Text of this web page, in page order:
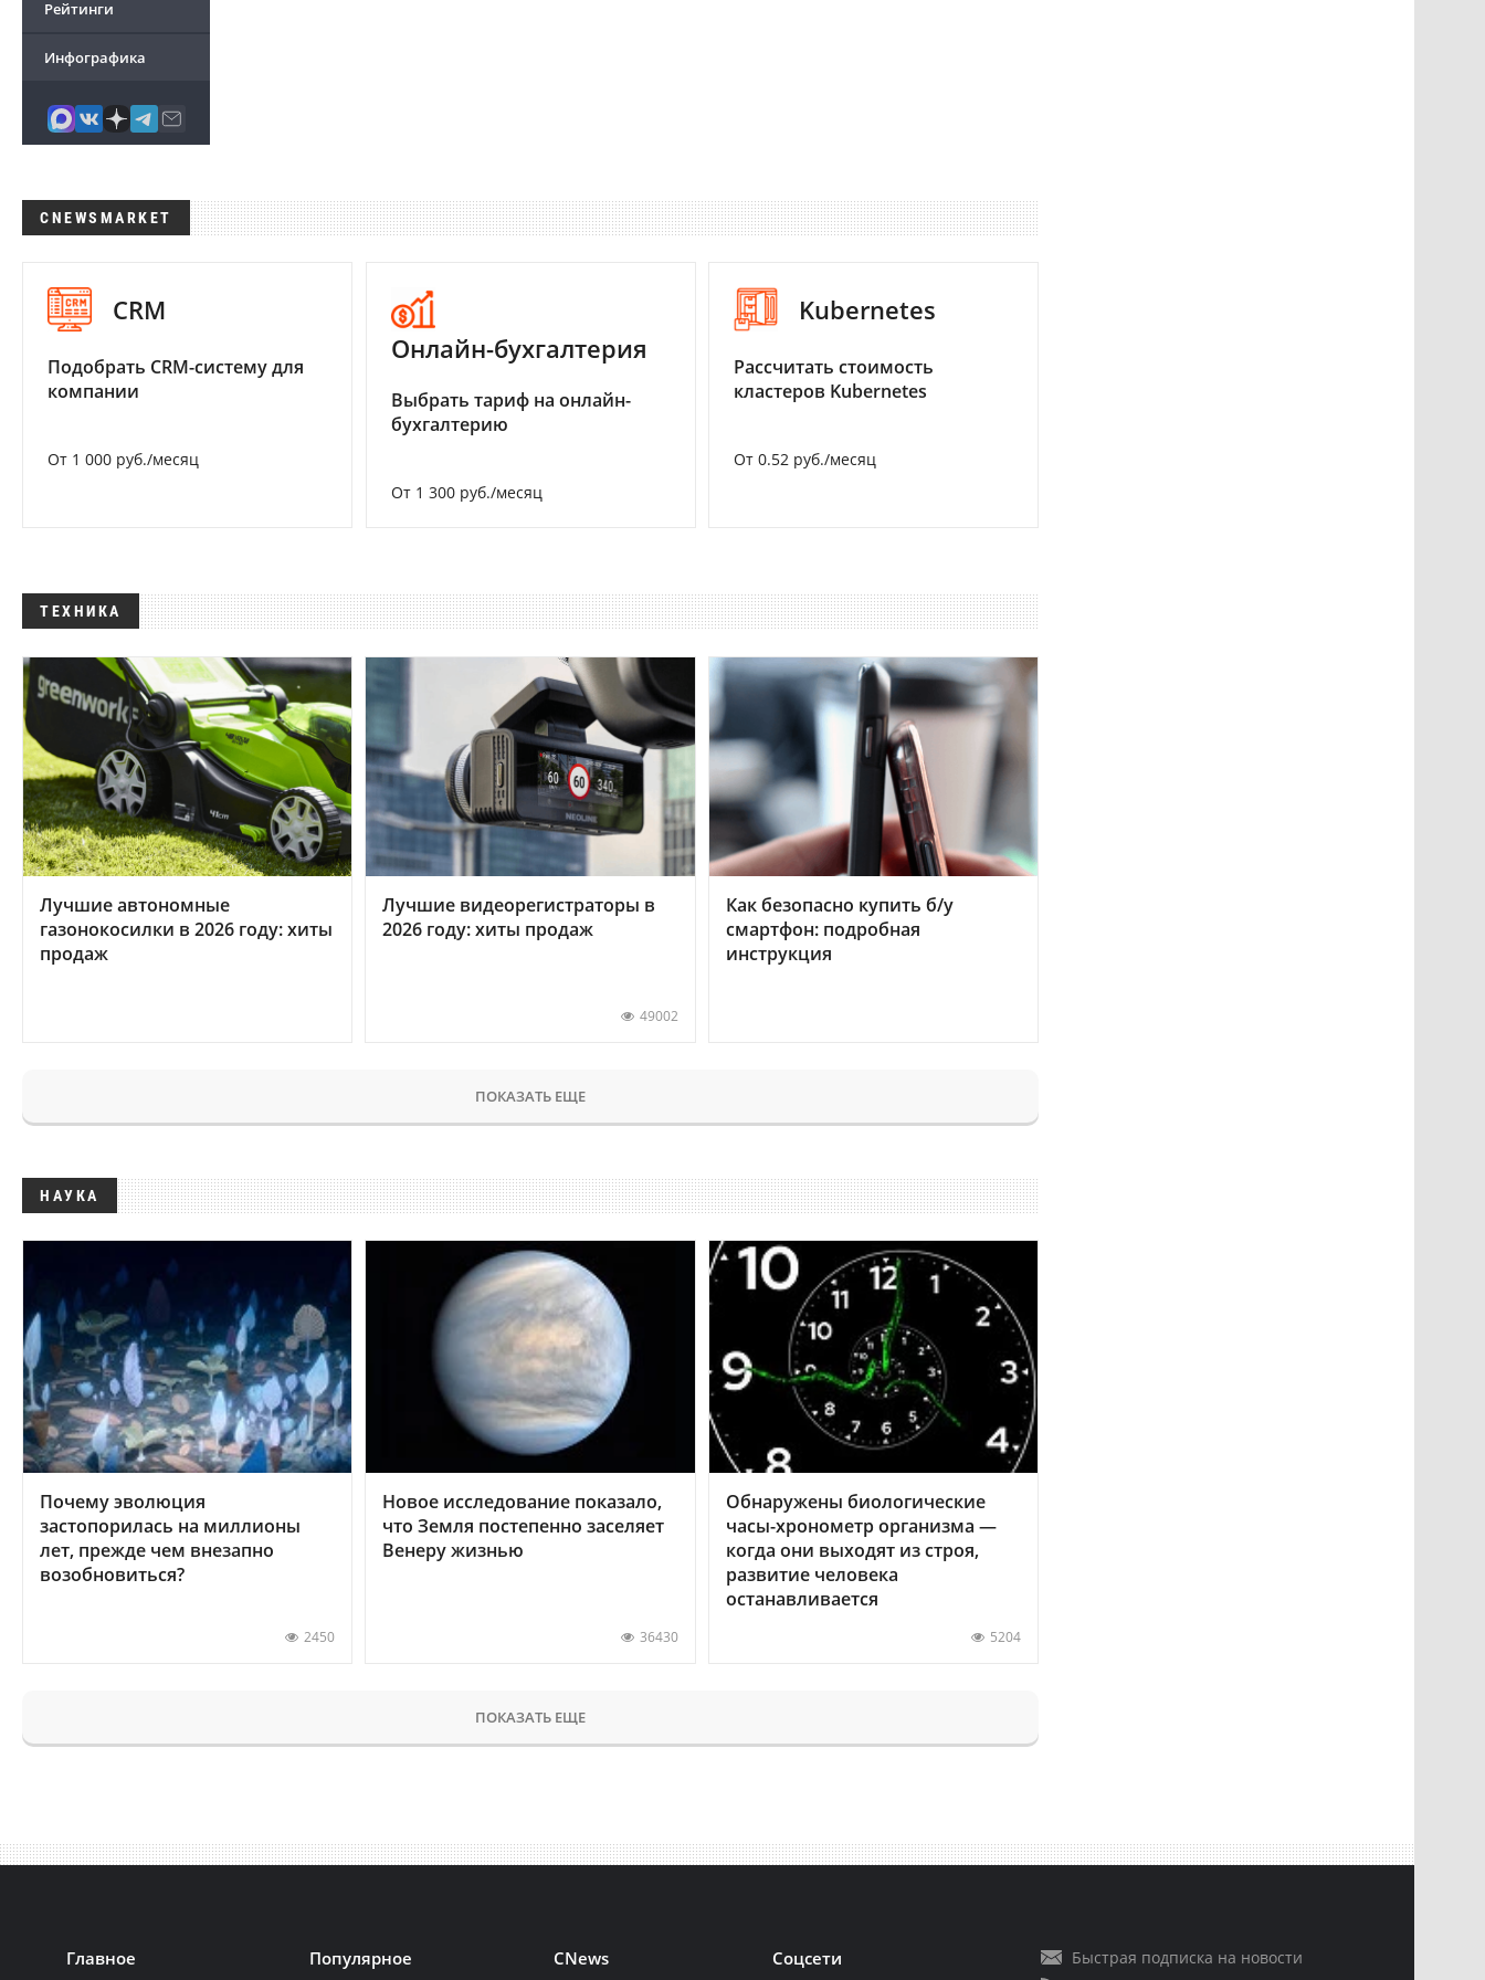
Рейтинги
Инфографика
CNEWSMARKET
CRM
Подобрать CRM-систему для
компании
От 1 000 руб./месяц
Онлайн-бухгалтерия
Выбрать тариф на онлайн-
бухгалтерию
От 1 300 руб./месяц
Kubernetes
Рассчитать стоимость
кластеров Kubernetes
От 0.52 руб./месяц
ТЕХНИКА
Лучшие автономные
газонокосилки в 2026 году: хиты
продаж
Лучшие видеорегистраторы в
2026 году: хиты продаж
49002
Как безопасно купить б/у
смартфон: подробная
инструкция
ПОКАЗАТЬ ЕЩЕ
НАУКА
Почему эволюция
застопорилась на миллионы
лет, прежде чем внезапно
возобновиться?
2450
Новое исследование показало,
что Земля постепенно заселяет
Венеру жизнью
36430
Обнаружены биологические
часы-хронометр организма —
когда они выходят из строя,
развитие человека
останавливается
5204
ПОКАЗАТЬ ЕЩЕ
Главное Популярное CNews Соцсети
Быстрая подписка на новости